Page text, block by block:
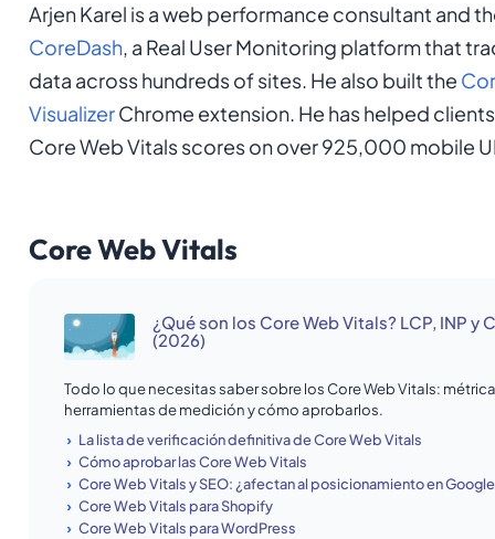
Arjen Karel is a web performance consultant and
CoreDash, a Real User Monitoring platform that
data across hundreds of sites. He also built the
VisualizerChrome extension. He has helped
Core Web Vitals scores on over 925,000 mobile
Core Web Vitals
¿Qué son los Core Web Vitals? LCP, INP y
(2026)
Todo lo que necesitas saber sobre los Core Web Vitals:
herramientas de medición y cómo aprobarlos.
La lista de verificación definitiva de Core Web Vitals
Cómo aprobar las Core Web Vitals
Core Web Vitals y SEO: ¿afectan al posicionamiento en
Core Web Vitals para Shopify
Core Web Vitals para WordPress